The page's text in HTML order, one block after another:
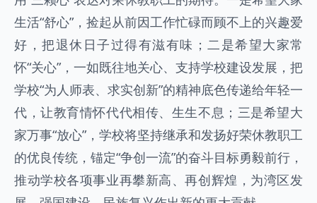
生活“舒心”，捡起从前因工作忙碌而顾不上的兴趣爱
好，把退休日子过得有滋有味；二是希望大家常
怀“关心”，一如既往地关心、支持学校建设发展，把
学校“为人师表、求实创新”的精神底色传递给年轻一
代，让教育情怀代代相传、生生不息；三是希望大
家万事“放心”，学校将坚持继承和发扬好荣休教职工
的优良传统，锚定“争创一流”的奋斗目标勇毅前行，
推动学校各项事业再攀新高、再创辉煌，为湾区发